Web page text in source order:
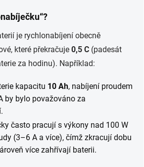
je rychlonabíjení obecně
které překračuje 0,5 C (padesát
za hodinu). Například:
kapacitu 10 Ah, nabíjení proudem
by bylo považováno za
často pracují s výkony nad 100 W
(3–6 A a více), čímž zkracují dobu
více zahřívají baterii.